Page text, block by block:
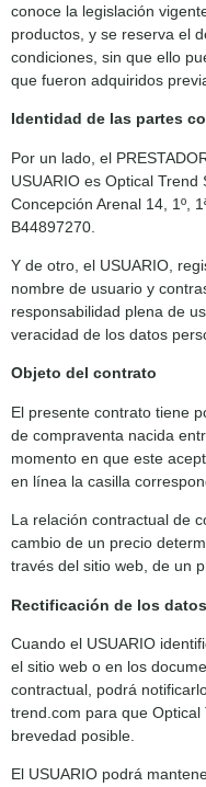
conoce la legislación
productos, y se reserva el
condiciones, sin que ello
que fueron adquiridos
Identidad de las partes
Por un lado, el
USUARIO es Optical
Concepción Arenal 14, 1º,
B44897270.
Y de otro, el USUARIO,
nombre de usuario y
responsabilidad plena de
veracidad de los datos
Objeto del contrato
El presente contrato tiene
de compraventa nacida
momento en que este
en línea la casilla
La relación contractual de
cambio de un precio
través del sitio web, de un
Rectificación de los datos
Cuando el USUARIO
el sitio web o en los
contractual, podrá
trend.com para que
brevedad posible.
El USUARIO podrá